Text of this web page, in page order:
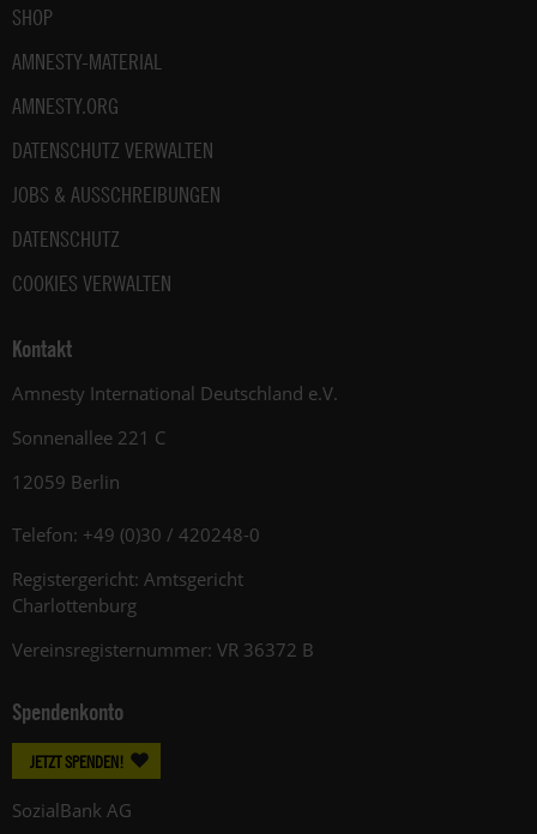
SHOP
AMNESTY-MATERIAL
AMNESTY.ORG
DATENSCHUTZ VERWALTEN
JOBS & AUSSCHREIBUNGEN
DATENSCHUTZ
COOKIES VERWALTEN
Kontakt
Amnesty International Deutschland e.V.
Sonnenallee 221 C
12059 Berlin
Telefon: +49 (0)30 / 420248-0
Registergericht: Amtsgericht
Charlottenburg
Vereinsregisternummer: VR 36372 B
Spendenkonto
JETZT SPENDEN!
SozialBank AG